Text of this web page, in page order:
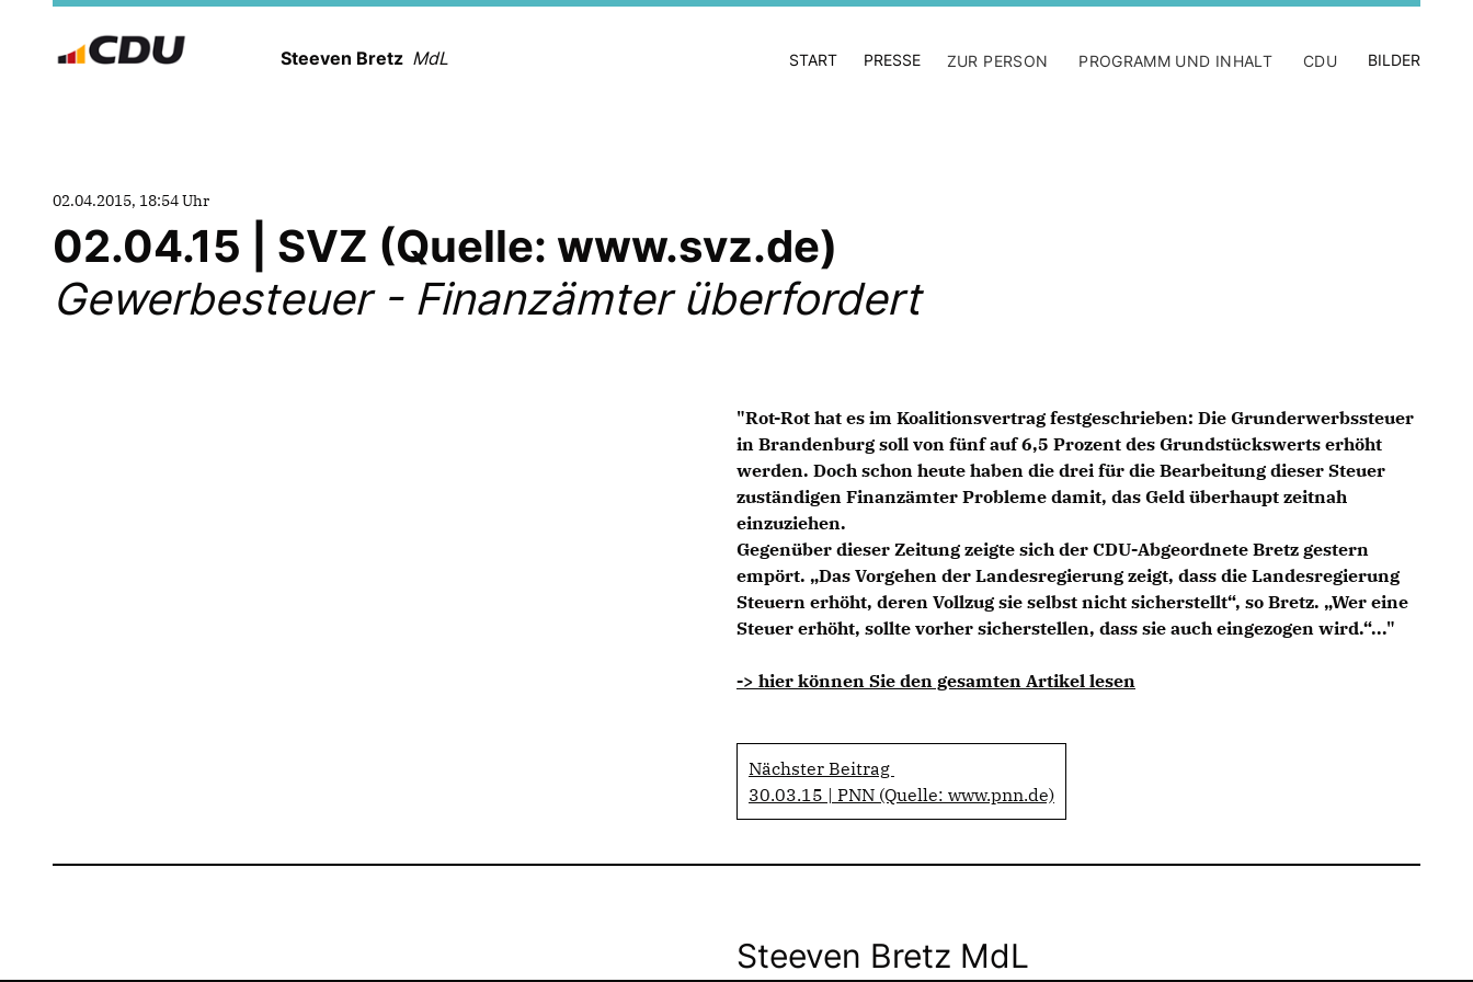
Steeven Bretz MdL START PRESSE ZUR PERSON PROGRAMM UND INHALT CDU BILDER
02.04.2015, 18:54 Uhr
02.04.15 | SVZ (Quelle: www.svz.de)
Gewerbesteuer - Finanzämter überfordert
"Rot-Rot hat es im Koalitionsvertrag festgeschrieben: Die Grunderwerbssteuer
in Brandenburg soll von fünf auf 6,5 Prozent des Grundstückswerts erhöht
werden. Doch schon heute haben die drei für die Bearbeitung dieser Steuer
zuständigen Finanzämter Probleme damit, das Geld überhaupt zeitnah
einzuziehen.
Gegenüber dieser Zeitung zeigte sich der CDU-Abgeordnete Bretz gestern
empört. „Das Vorgehen der Landesregierung zeigt, dass die Landesregierung
Steuern erhöht, deren Vollzug sie selbst nicht sicherstellt“, so Bretz. „Wer eine
Steuer erhöht, sollte vorher sicherstellen, dass sie auch eingezogen wird.“..."
-> hier können Sie den gesamten Artikel lesen
Nächster Beitrag
30.03.15 | PNN (Quelle: www.pnn.de)
Steeven Bretz MdL